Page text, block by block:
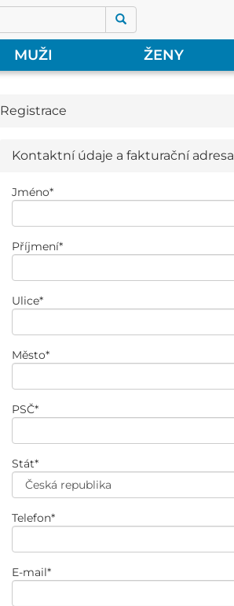
MUŽI ŽENY
Registrace
Kontaktní údaje a fakturační adresa
Jméno*
Příjmení*
Ulice*
Město*
PSČ*
Stát*
Telefon*
E-mail*